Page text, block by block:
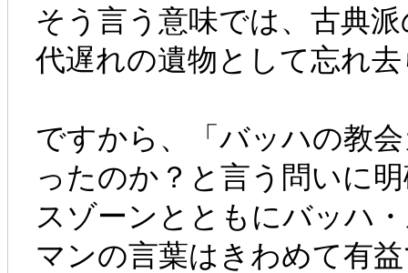
そう言う意味では、古典
代遅れの遺物として忘れ
ですから、「バッハの教
ったのか？と言う問いに
スゾーンとともにバッハ
マンの言葉はきわめて有